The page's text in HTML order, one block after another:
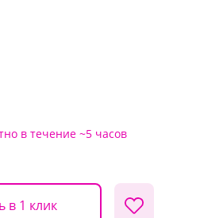
в течение ~5 часов
в 1 клик